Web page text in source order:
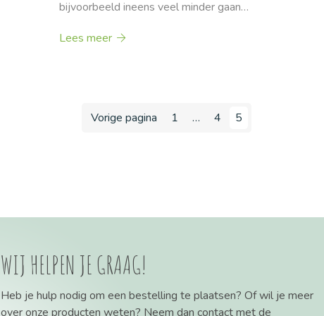
bijvoorbeeld ineens veel minder gaan…
Lees meer
Vorige pagina 1 … 4 5
WIJ HELPEN JE GRAAG!
Heb je hulp nodig om een bestelling te plaatsen? Of wil je meer
over onze producten weten? Neem dan contact met de